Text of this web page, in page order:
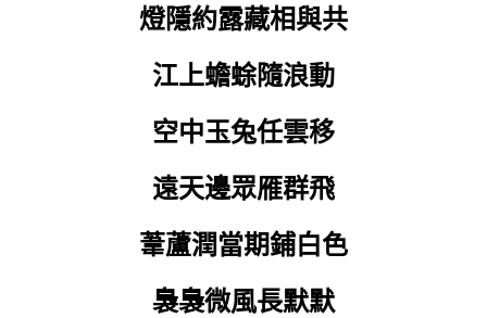
燈隱約露藏相與共
江上蟾蜍隨浪動
空中玉兔任雲移
遠天邊眾雁群飛
葦蘆潤當期鋪白色
裊裊微風長默默